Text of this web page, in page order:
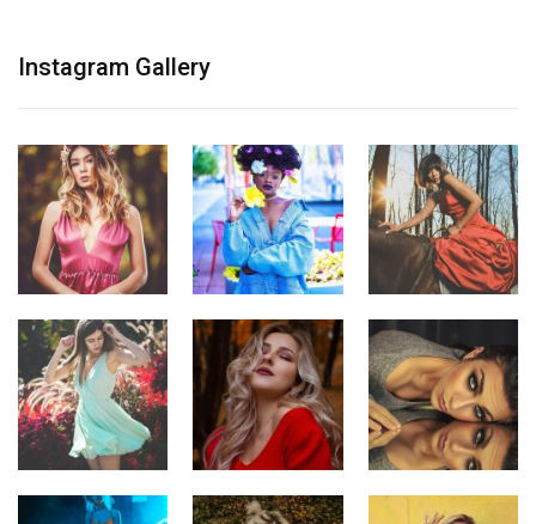
Instagram Gallery